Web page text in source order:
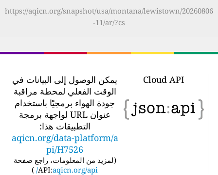
https://aqicn.org/snapshot/usa/montana/lewistown/20260806
-11/ar/?cs
Cloud API
يمكن الوصول إلى البيانات في
الوقت الفعلي لمحطة مراقبة
جودة الهواء برمجيًا باستخدام
عنوان URL لواجهة برمجة
التطبيقات هذا:
aqicn.org/data-platform/a
pi/H7526
لمزيد من المعلومات، راجع صفحة
API:aqicn.org/api/
)